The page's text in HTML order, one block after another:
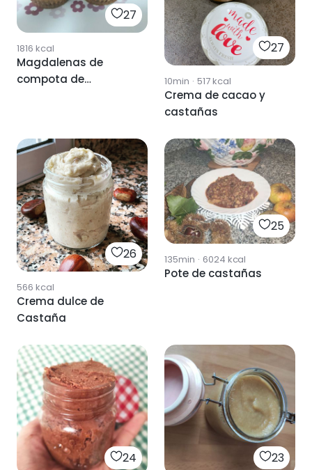
27
1816 kcal
Magdalenas de
compota de
27
10min · 517kcal
Crema de cacao y
castañas
26
566 kcal
Crema dulce de
Castaña
25
135min · 6024 kcal
Pote de castañas
24 23